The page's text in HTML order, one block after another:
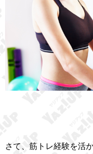
さて、筋トレ経験を活